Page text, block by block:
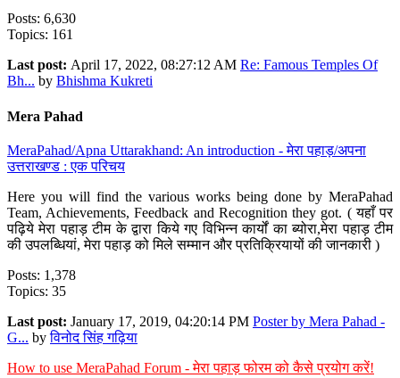
Posts: 6,630
Topics: 161
Last post: April 17, 2022, 08:27:12 AM Re: Famous Temples Of
Bh... by Bhishma Kukreti
Mera Pahad
MeraPahad/Apna Uttarakhand: An introduction - मेरा पहाड़/अपना
उत्तराखण्ड : एक परिचय
Here you will find the various works being done by MeraPahad
Team, Achievements, Feedback and Recognition they got. ( यहाँ पर
पढ़िये मेरा पहाड़ टीम के द्वारा किये गए विभिन्न कार्यों का ब्योरा,मेरा पहाड़ टीम
की उपलब्धियां, मेरा पहाड़ को मिले सम्मान और प्रतिक्रियायों की जानकारी )
Posts: 1,378
Topics: 35
Last post: January 17, 2019, 04:20:14 PM Poster by Mera Pahad -
G... byविनोद सिंह गढ़िया
How to use MeraPahad Forum - मेरा पहाड़ फोरम को कैसे प्रयोग करें!